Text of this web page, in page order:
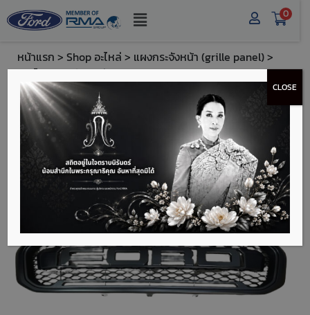
0
หน้าแรก > Shop อะไหล่ > แผงกระจังหน้า (grille panel)>
ฟอร์ด แผงหน้ากระจัง (Ford Front Grille Panel FORD) -
FTJB3Z8C324DC
CLOSE